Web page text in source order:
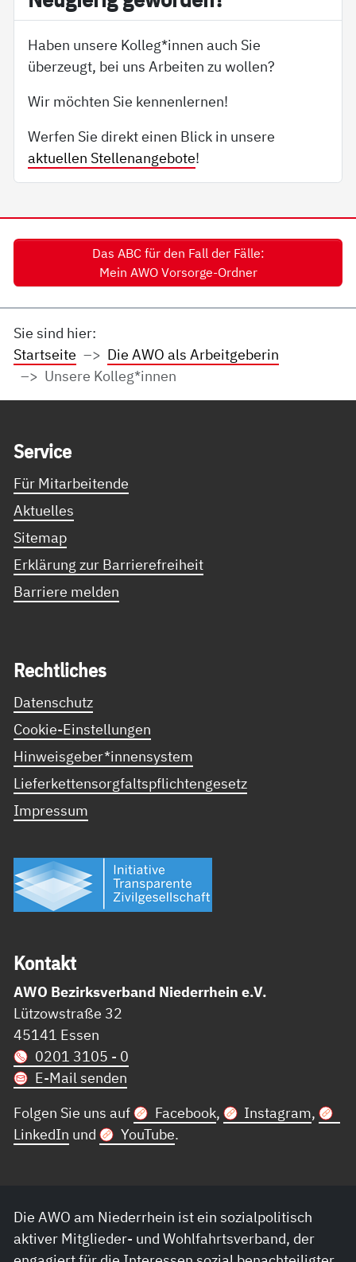
Haben unsere Kolleg*innen auch Sie
überzeugt, bei uns Arbeiten zu wollen?
Wir möchten Sie kennenlernen!
Werfen Sie direkt einen Blick in unsere
aktuellen Stellenangebote!
Das ABC für den Fall der Fälle:
Mein AWO Vorsorge-Ordner
Sie sind hier:
Startseite
Die AWO als Arbeitgeberin
Unsere Kolleg*innen
Ser­vice
Für Mitarbeitende
Aktuelles
Sitemap
Erklärung zur Barrierefreiheit
Barriere melden
Recht­li­ches
Datenschutz
Cookie-Einstellungen
Hinweisgeber*innensystem
Lieferkettensorgfaltspflichtengesetz
Impressum
Kon­takt
AWO Bezirksverband Niederrhein e.V.
Lützowstraße 32
45141 Essen
0201 3105 - 0
E-Mail senden
Folgen Sie uns auf
Facebook, Instagram,
LinkedIn und YouTube.
Die AWO am Niederrhein ist ein sozialpolitisch
aktiver Mitglieder- und Wohlfahrtsverband, der